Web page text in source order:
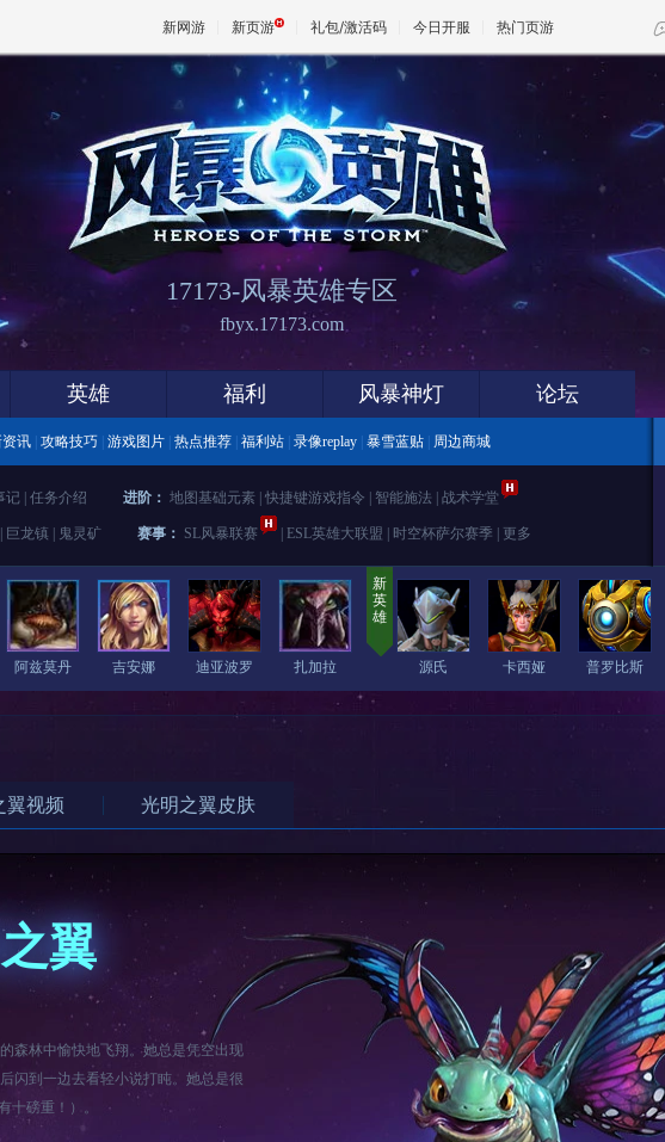
新网游 新页游 礼包/激活码 今日开服 热门页游
魔兽 DNF
王权与自由 诛仙世界
17173-风暴英雄专区
fbyx.17173.com
英雄 福利 风暴神灯 论坛
讯 攻略技巧 游戏图片 热点推荐 福利站 录像replay 暴雪蓝贴 周边商城
记 任务介绍 进阶： 地图基础元素 快捷键游戏指令 智能施法 战术学堂
巨龙镇 鬼灵矿 赛事： SL风暴联赛 ESL英雄大联盟 时空杯萨尔赛季 更多
新
英
雄
阿兹莫丹 吉安娜 迪亚波罗 扎加拉 源氏 卡西娅 普罗比斯
翼视频 光明之翼皮肤
翼
森林中愉快地飞翔。她总是凭空出现
闪到一边去看轻小说打盹。她总是很
十磅重！）。